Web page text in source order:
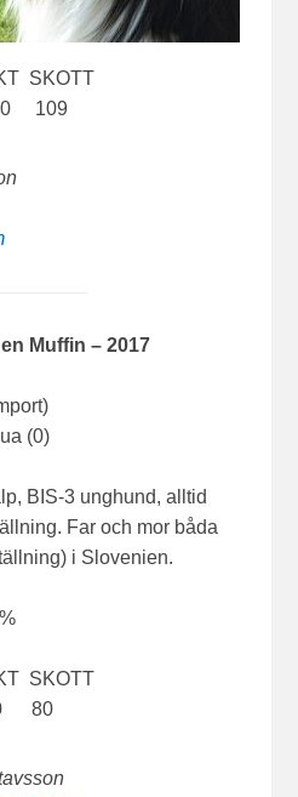
SKOTT
109
Muffin – 2017
(0)
BIS-3 unghund, alltid
Far och mor båda
i Slovenien.
SKOTT
80